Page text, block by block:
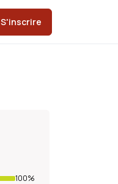
S'inscrire
100%